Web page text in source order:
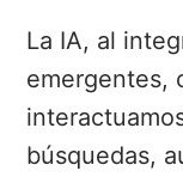
La IA, al
emergentes,
búsquedas,